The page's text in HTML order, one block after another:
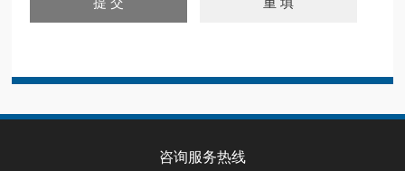
咨询服务热线